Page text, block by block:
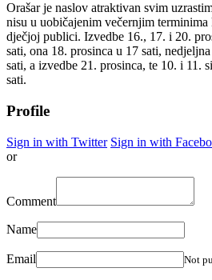
Orašar je naslov atraktivan svim
nisu u uobičajenim večernjim
dječjoj publici. Izvedbe 16., 17. i 20.
sati, ona 18. prosinca u 17 sati,
sati, a izvedbe 21. prosinca, te 10. i 11.
sati.
Profile
Sign in with Twitter Sign in with
or
Comment
Name
Email Not